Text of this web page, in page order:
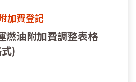
加費登記
燃油附加費調整表格
)